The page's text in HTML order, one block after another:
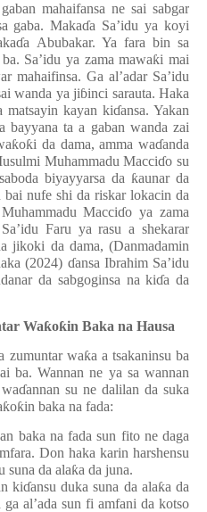
mahaifansa ne sai sabgar
gaba. Makaɗa Sa’idu ya koyi
ɗa Abubakar. Ya fara bin sa
Sa’idu ya zama mawaƙi mai
mahaifinsa. Ga al’adar Sa’idu
wanda ya jiɓinci sarauta. Haka
matsayin kayan kiɗansa. Yakan
bayyana ta a gaban wanda zai
ƙoƙi da dama, amma waɗanda
Muhammadu Macciɗo su
biyayyarsa da ƙaunar da
nufe shi da riskar lokacin da
Macciɗo ya zama
Faru ya rasu a shekarar
jikoki da dama, (Danmadamin
(2024) ɗansa Ibrahim Sa’idu
da sabgoginsa na kiɗa da
Waƙoƙin Baka na Hausa
zumuntar waƙa a tsakaninsu ba
ba. Wannan ne ya sa wannan
ɗannan su ne dalilan da suka
ƙoƙin baka na fada:
an baka na fada sun fito ne daga
Don haka karin harshensu
suna da alaƙa da juna.
kiɗansu duka suna da alaƙa da
ga al’ada sun fi amfani da kotso